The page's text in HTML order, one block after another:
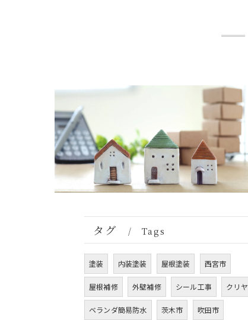
タグ Tags
塗装 内装塗装 屋根塗装 西宮市
屋根補修 外壁補修 シール工事 クリヤ
ベランダ簡易防水 茨木市 吹田市